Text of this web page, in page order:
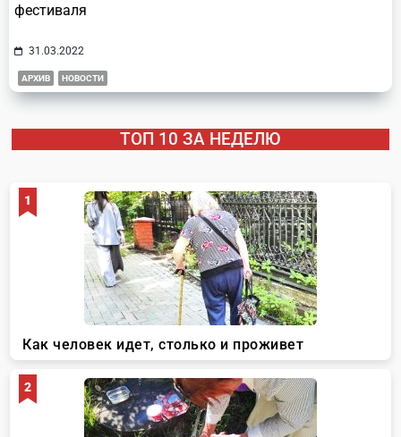
фестиваля
31.03.2022
АРХИВ НОВОСТИ
ТОП 10 ЗА НЕДЕЛЮ